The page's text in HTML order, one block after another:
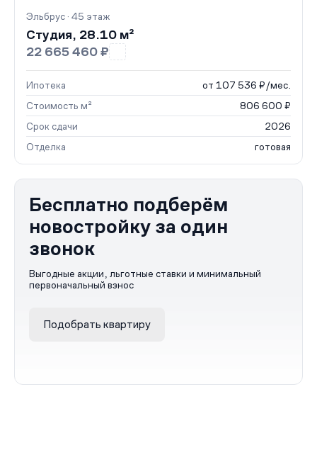
Эльбрус · 45 этаж
Студия, 28.10 м²
22 665 460 ₽
Ипотека
от 107 536 ₽/мес.
Стоимость м²
806 600 ₽
Срок сдачи
2026
Отделка
готовая
Бесплатно подберём
новостройку за один
звонок
Выгодные акции, льготные ставки и минимальный
первоначальный взнос
Подобрать квартиру